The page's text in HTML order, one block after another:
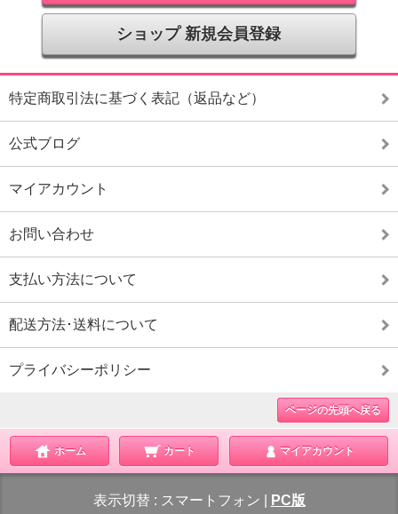
ショップ 新規会員登録
特定商取引法に基づく表記（返品など）
公式ブログ
マイアカウント
お問い合わせ
支払い方法について
配送方法･送料について
プライバシーポリシー
ページの先頭へ戻る
ホーム カート マイアカウント
表示切替 : スマートフォン PC版